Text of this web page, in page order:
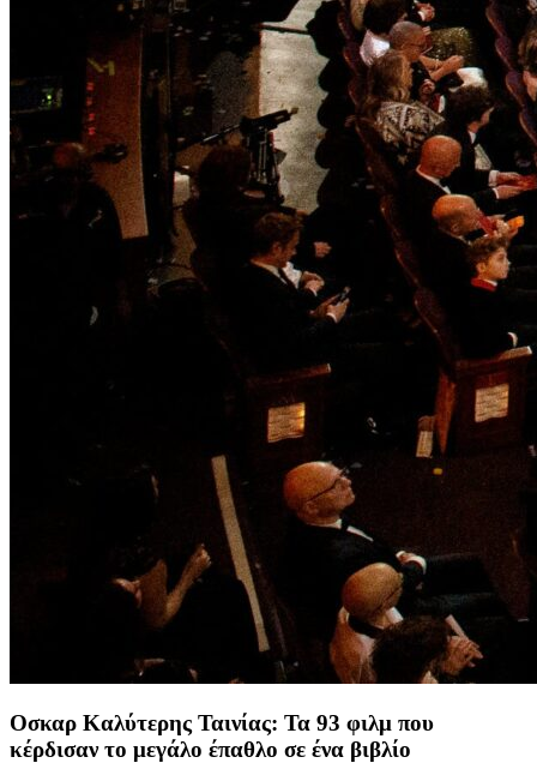
Οσκαρ Καλύτερης Ταινίας: Τα 93 φιλμ που
κέρδισαν το μεγάλο έπαθλο σε ένα βιβλίο